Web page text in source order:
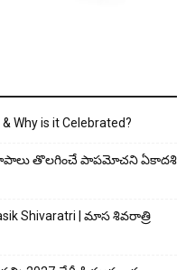
Why is it Celebrated?
| పాపాలు తొలగించే పాపమోచని ఏకాదశి
Shivaratri | మాస శివరాత్రి